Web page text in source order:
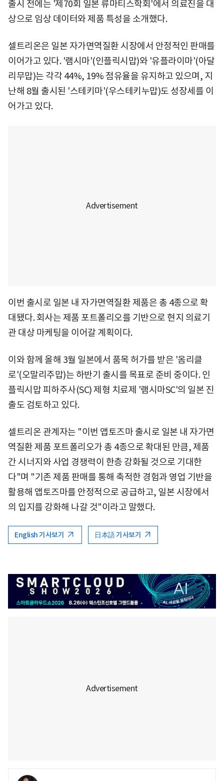
출시 전에는 '제70회 일본 류마티스학회'에서 의료진을 대
상으로 임상 데이터와 제품 특성을 소개했다.
셀트리온은 일본 자가면역질환 시장에서 안정적인 판매를
이어가고 있다. '램시마'(인플릭시맙)와 '유플라이마'(아달
리무맙)는 각각 44%, 19% 점유율을 유지하고 있으며, 지
난해 8월 출시된 '스테키마'(우스테키누맙)도 성장세를 이
어가고 있다.
이번 출시로 일본 내 자가면역질환 제품은 총 4종으로 확
대됐다. 회사는 제품 포트폴리오를 기반으로 현지 의료기
관 대상 마케팅을 이어갈 계획이다.
이와 함께 올해 3월 일본에서 품목 허가를 받은 '옴리클
로'(오말리주맙)는 하반기 출시를 목표로 준비 중이다. 인
플릭시맙 피하주사(SC) 제형 치료제 '램시마SC'의 일본 진
출도 검토하고 있다.
셀트리온 관계자는 "이번 앱토즈마 출시로 일본 내 자가면
역질환 제품 포트폴리오가 총 4종으로 확대된 만큼, 제품
간 시너지와 사업 경쟁력이 한층 강화될 것으로 기대한
다"며 "기존 제품 판매를 통해 축적한 경험과 영업 기반을
활용해 앱토즈마를 안정적으로 공급하고, 일본 시장에서
의 입지를 강화해 나갈 것"이라고 말했다.
English 기사보기 日本語 기사보기